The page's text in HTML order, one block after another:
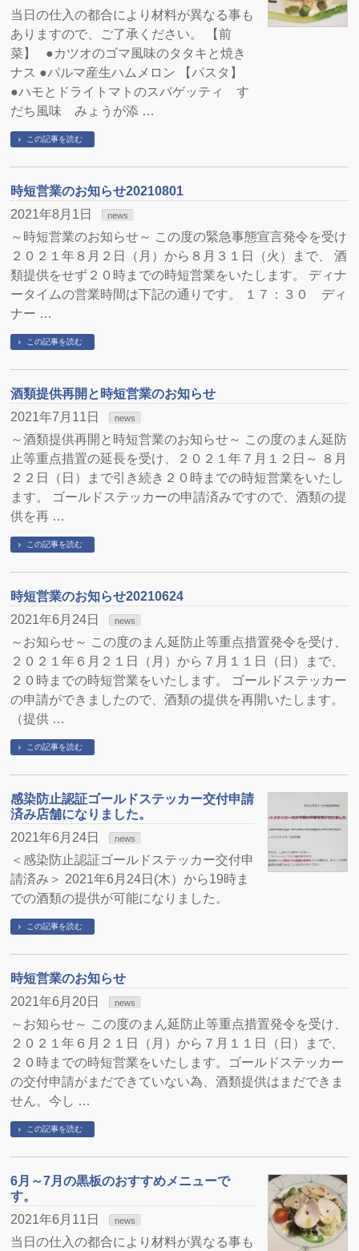
当日の仕入の都合により材料が異なる事も
ありますので、ご了承ください。 【前
菜】 ●カツオのゴマ風味のタタキと焼き
ナス ●パルマ産生ハムメロン 【パスタ】
●ハモとドライトマトのスパゲッティ す
だち風味 みょうが添 …
この記事を読む
時短営業のお知らせ20210801
2021年8月1日
news
～時短営業のお知らせ～ この度の緊急事態宣言発令を受け
２０２１年８月２日（月）から８月３１日（火）まで、 酒
類提供をせず２０時までの時短営業をいたします。 ディナ
ータイムの営業時間は下記の通りです。 １７：３０ ディ
ナー …
この記事を読む
酒類提供再開と時短営業のお知らせ
2021年7月11日
news
～酒類提供再開と時短営業のお知らせ～ この度のまん延防
止等重点措置の延長を受け、２０２１年７月１２日～ ８月
２２日（日）まで引き続き２０時までの時短営業をいたし
ます。 ゴールドステッカーの申請済みですので、酒類の提
供を再 …
この記事を読む
時短営業のお知らせ20210624
2021年6月24日
news
～お知らせ～ この度のまん延防止等重点措置発令を受け、
２０２１年６月２１日（月）から７月１１日（日）まで、
２０時までの時短営業をいたします。 ゴールドステッカー
の申請ができましたので、酒類の提供を再開いたします。
（提供 …
この記事を読む
感染防止認証ゴールドステッカー交付申請
済み店舗になりました。
2021年6月24日
news
＜感染防止認証ゴールドステッカー交付申
請済み＞ 2021年6月24日(木）から19時ま
での酒類の提供が可能になりました。
この記事を読む
時短営業のお知らせ
2021年6月20日
news
～お知らせ～ この度のまん延防止等重点措置発令を受け、
２０２１年６月２１日（月）から７月１１日（日）まで、
２０時までの時短営業をいたします。ゴールドステッカー
の交付申請がまだできていない為、酒類提供はまだできま
せん。今し …
この記事を読む
6月～7月の黒板のおすすめメニューで
す。
2021年6月11日
news
当日の仕入の都合により材料が異なる事も